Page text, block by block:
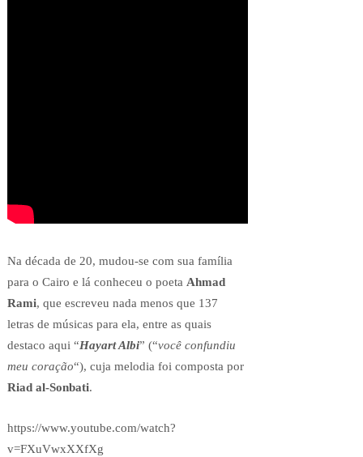
Na década de 20, mudou-se com sua família
para o Cairo e lá conheceu o poeta Ahmad
Rami, que escreveu nada menos que 137
letras de músicas para ela, entre as quais
destaco aqui “Hayart Albi” (“você confundiu
meu coração“), cuja melodia foi composta por
Riad al-Sonbati.
https://www.youtube.com/watch?
v=FXuVwxXXfXg